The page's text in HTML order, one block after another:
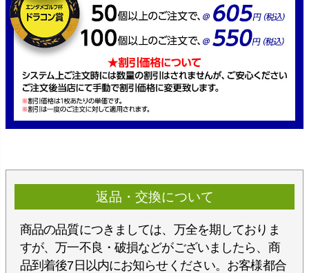
返品・交換について
商品の品質につきましては、万全を期しておりま
すが、万一不良・破損などがございましたら、商
品到着後7日以内にお知らせください。お客様都合